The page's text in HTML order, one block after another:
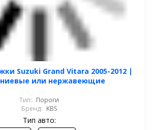
Suzuki Grand Vitara 2005-2012 |
или нержавеющие
Тип: Пороги
Бренд: KBS
Тип авто: